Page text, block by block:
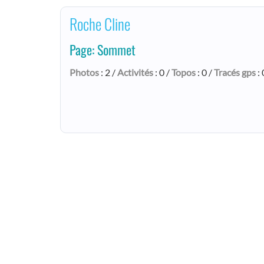
Roche Cline
Page: Sommet
Photos : 2 / Activités : 0 /Topos : 0 /Tracés gps :